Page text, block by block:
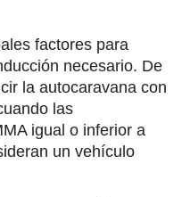
factores para
necesario. De
la autocaravana con
las
igual o inferior a
un vehículo